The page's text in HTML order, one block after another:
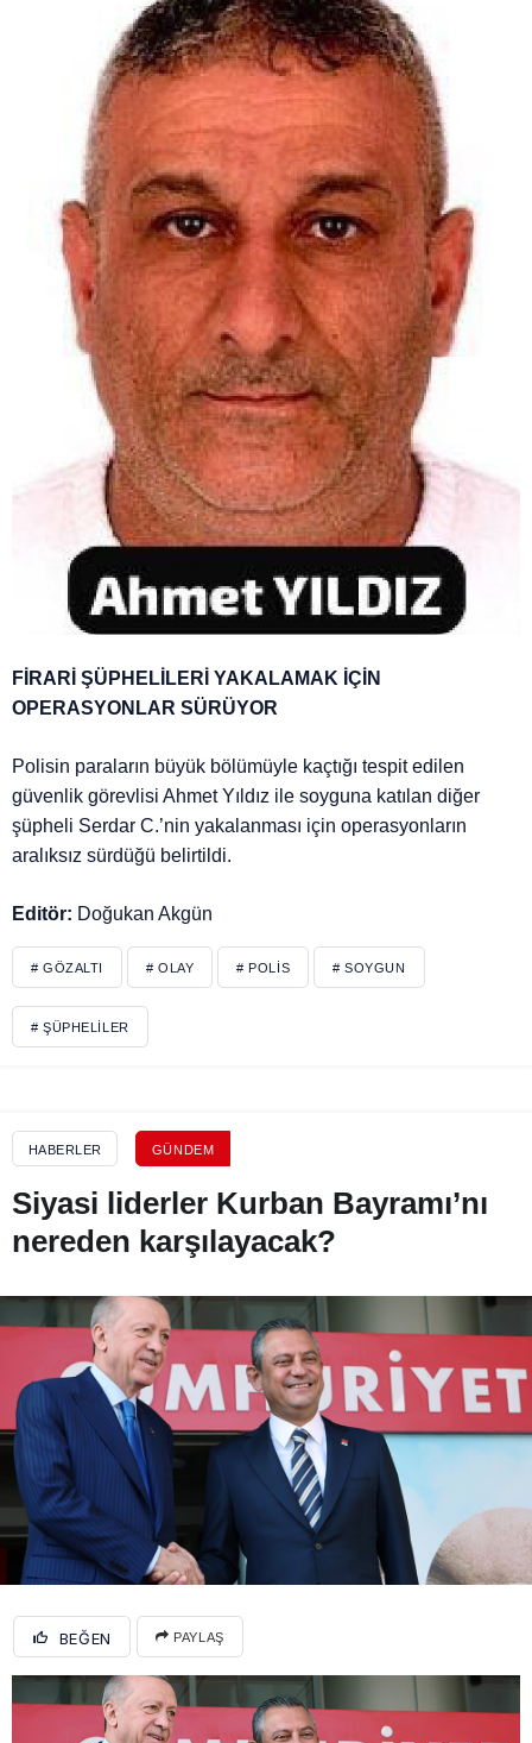
FİRARİ ŞÜPHELİLERİ YAKALAMAK İÇİN
OPERASYONLAR SÜRÜYOR
Polisin paraların büyük bölümüyle kaçtığı tespit edilen
güvenlik görevlisi Ahmet Yıldız ile soyguna katılan diğer
şüpheli Serdar C.’nin yakalanması için operasyonların
aralıksız sürdüğü belirtildi.
Editör: Doğukan Akgün
# GÖZALTI # OLAY # POLIS # SOYGUN
# ŞÜPHELILER
HABERLER GÜNDEM
Siyasi liderler Kurban Bayramı’nı
nereden karşılayacak?
BEĞEN PAYLAŞ